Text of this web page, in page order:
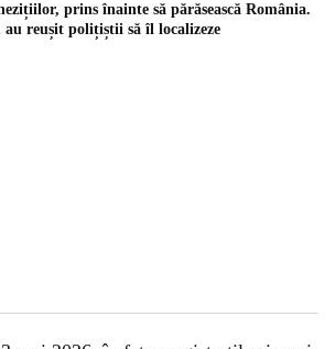
prins înainte să părăsească România.
au reușit polițiștii să îl localizeze